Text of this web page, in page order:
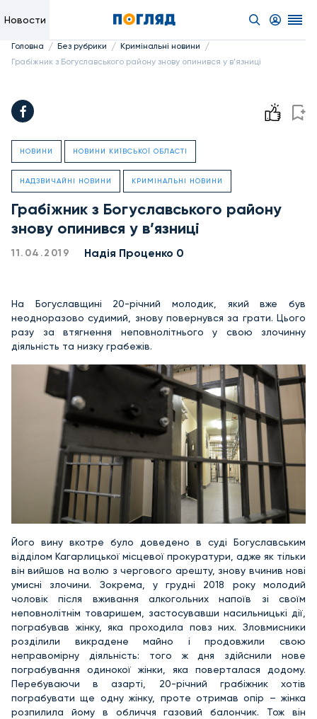
Новости
Головна / Без рубрики / Кримінальні новини /
Грабіжник з Богуславського району знову опинився у в’язниці
НОВИНИ НОВИНИ КИЇВСЬКОЇ ОБЛАСТІ
НАДЗВИЧАЙНІ НОВИНИ КРИМІНАЛЬНІ НОВИНИ
Грабіжник з Богуславського району
знову опинився у в’язниці
11.04.2019 Надiя Проценко 0
На Богуславщині 20-річний молодик, який вже був
неодноразово судимий, знову повернувся за грати. Цього
разу за втягнення неповнолітнього у свою злочинну
діяльність та низку грабежів.
Його вину вкотре було доведено в суді Богуславським
відділом Кагарлицької місцевої прокуратури, адже як тільки
він вийшов на волю з чергового арешту, знову вчинив нові
умисні злочини. Зокрема, у грудні 2018 року молодий
чоловік після вживання алкогольних напоїв зі своїм
неповнолітнім товаришем, застосувавши насильницькі дії,
пограбував жінку, яка проходила повз них. Зловмисники
розділили викрадене майно і продовжили свою
неправомірну діяльність: того ж дня здійснили нове
пограбування одинокої жінки, яка поверталася додому.
Перебуваючи в азарті, 20-річний грабіжник хотів
пограбувати ще одну жінку, проте отримав опір – жінка
розпилила йому в обличчя газовий балончик. Тож він